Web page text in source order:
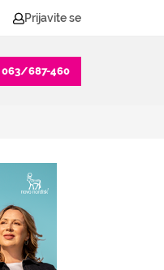
Prijavite se
063/687-460